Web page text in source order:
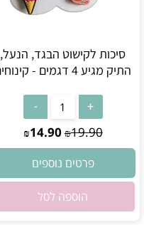
סיכות לקישוט הבגד, הנעל,
התיק מגיע 4 דגמים - קינוחים
₪19.90
₪14.90
פרטים נוספים
הוספה לסל